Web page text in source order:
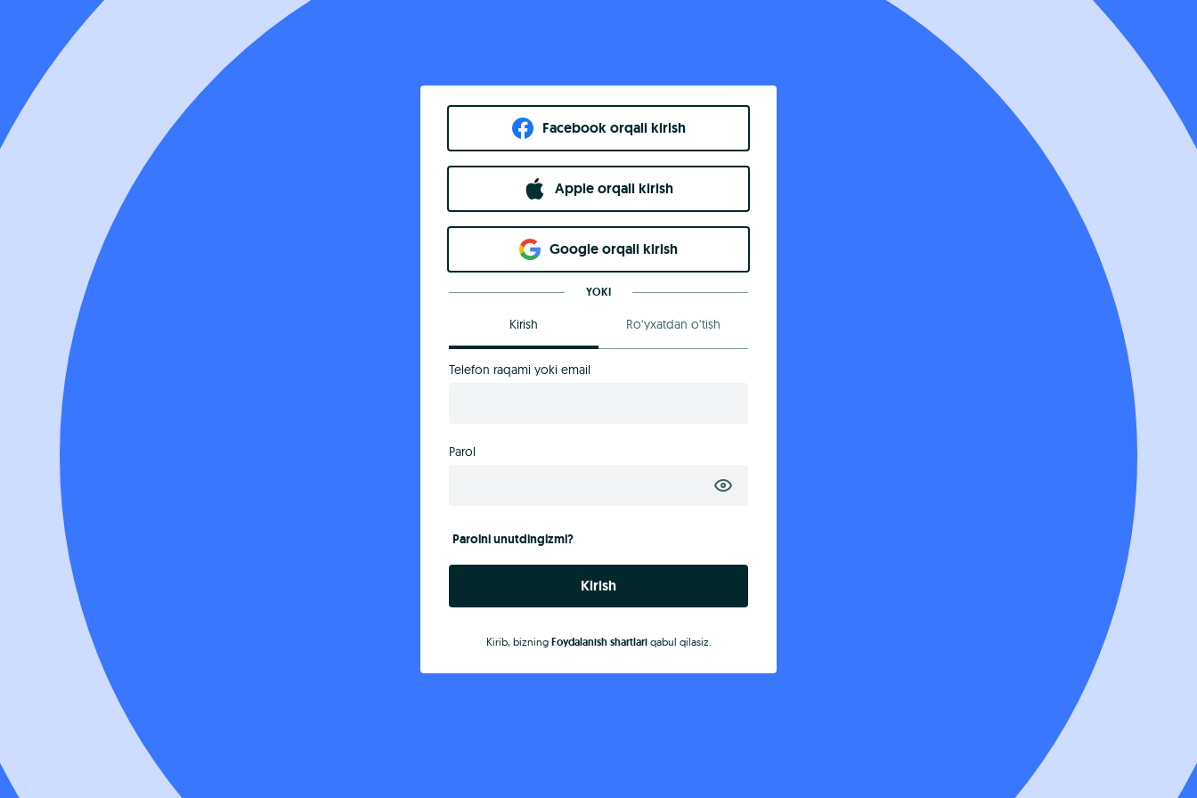
Facebook orqali kirish​
Apple orqali kirish
Goo​g​le orqali kirish
YOKI
Kirish Ro‘yxatdan o‘tish
Telefon raqami yoki email
Parol
Parolni unutdingizmi?
Kirish
Kirib, bizning Foydalanish shartlariqabul qilasiz.